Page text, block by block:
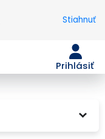
Stiahnuť
Prihlásiť